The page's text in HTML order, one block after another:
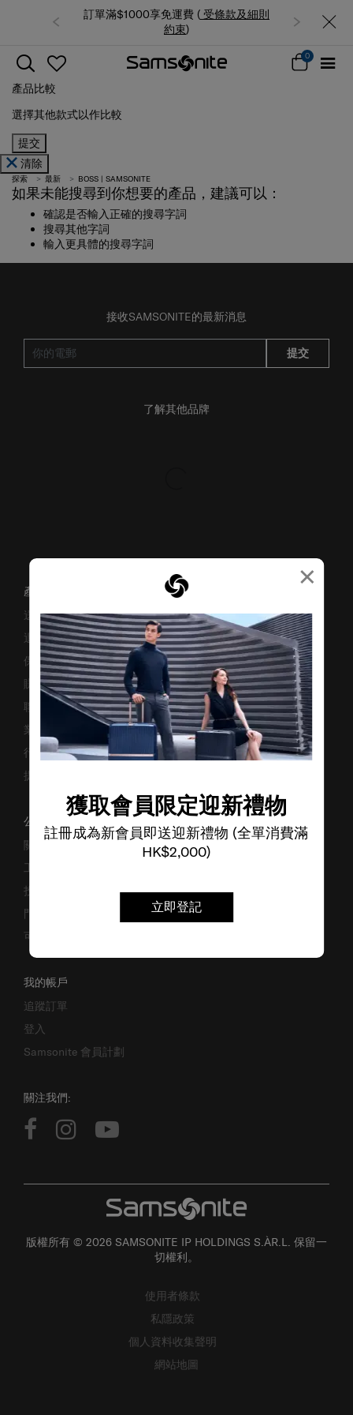
×
獲取會員限定迎新禮物
註冊成為新會員即送迎新禮物 (全單消費滿
HK$2,000)
立即登記
訂單滿$1000享免運費 ( 受條款及細則
約束)
0
產品比較
選擇其他款式以作比較
提交
清除
探索 最新 BOSS | SAMSONITE
如果未能搜尋到你想要的產品，建議可以：
確認是否輸入正確的搜尋字詞
搜尋其他字詞
輸入更具體的搜尋字詞
接收SAMSONITE的最新消息
提交
了解其他品牌
產品支援/常見問題
送貨安排
退貨與換貨
保修條款及細則
賺取「亞洲萬里通」條款
聯絡我們
業務諮詢
行李箱搜尋器
提防偽冒網站
公司資料
關於我們
工作機會
投資者關係
門市位置
可持續發展
我的帳戶
追蹤訂單
登入
Samsonite 會員計劃
關注我們:
版權所有 © 2026 SAMSONITE IP HOLDINGS S.ÀR.L. 保留一
切權利。
使用者條款
私隱政策
個人資料收集聲明
網站地圖